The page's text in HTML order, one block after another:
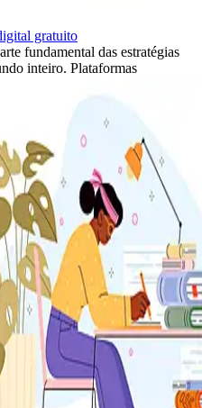
gratuito
fundamental das estratégias
inteiro. Plataformas